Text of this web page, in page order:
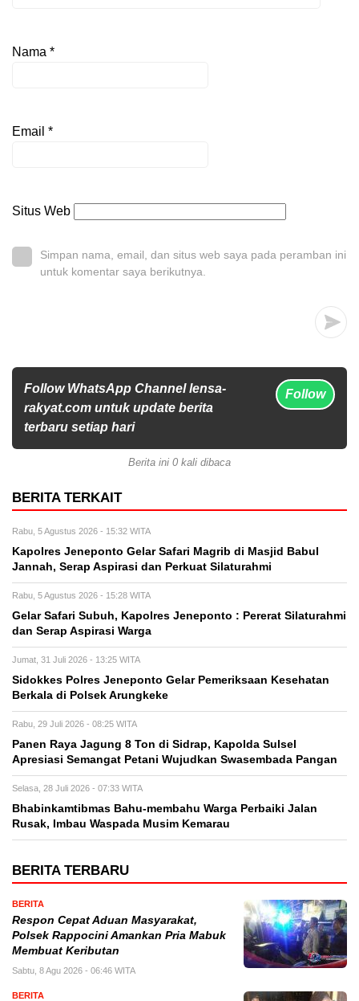
Nama *
Email *
Situs Web
Simpan nama, email, dan situs web saya pada peramban ini
untuk komentar saya berikutnya.
Follow WhatsApp Channel lensa-
rakyat.com untuk update berita
terbaru setiap hari
Follow
Berita ini 0 kali dibaca
BERITA TERKAIT
Rabu, 5 Agustus 2026 - 15:32 WITA
Kapolres Jeneponto Gelar Safari Magrib di Masjid Babul
Jannah, Serap Aspirasi dan Perkuat Silaturahmi
Rabu, 5 Agustus 2026 - 15:28 WITA
Gelar Safari Subuh, Kapolres Jeneponto : Pererat Silaturahmi
dan Serap Aspirasi Warga
Jumat, 31 Juli 2026 - 13:25 WITA
Sidokkes Polres Jeneponto Gelar Pemeriksaan Kesehatan
Berkala di Polsek Arungkeke
Rabu, 29 Juli 2026 - 08:25 WITA
Panen Raya Jagung 8 Ton di Sidrap, Kapolda Sulsel
Apresiasi Semangat Petani Wujudkan Swasembada Pangan
Selasa, 28 Juli 2026 - 07:33 WITA
Bhabinkamtibmas Bahu-membahu Warga Perbaiki Jalan
Rusak, Imbau Waspada Musim Kemarau
BERITA TERBARU
BERITA
Respon Cepat Aduan Masyarakat,
Polsek Rappocini Amankan Pria Mabuk
Membuat Keributan
Sabtu, 8 Agu 2026 - 06:46 WITA
BERITA